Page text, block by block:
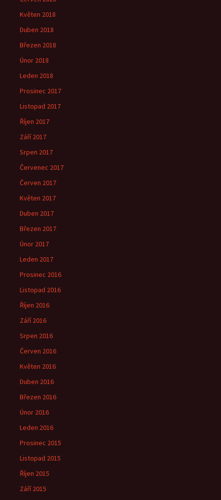
Květen 2018
Duben 2018
Březen 2018
Únor 2018
Leden 2018
Prosinec 2017
Listopad 2017
Říjen 2017
Září 2017
Srpen 2017
Červenec 2017
Červen 2017
Květen 2017
Duben 2017
Březen 2017
Únor 2017
Leden 2017
Prosinec 2016
Listopad 2016
Říjen 2016
Září 2016
Srpen 2016
Červen 2016
Květen 2016
Duben 2016
Březen 2016
Únor 2016
Leden 2016
Prosinec 2015
Listopad 2015
Říjen 2015
Září 2015